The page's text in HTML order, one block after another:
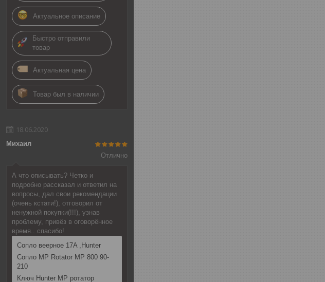
Актуальное описание
Быстро отправили
товар
Актуальная цена
Товар был в наличии
18.06.2020
Михаил
Отлично
А что описывать? Четко и
подробно рассказал и ответил на
вопросы, дал свои рекомендации
(очень кстати!), отговорил от
ненужной покупки(!!!), узнав
проблему, привёз в оговорённое
время.. спасибо!
Сопло веерное 17A ,Hunter
Сопло MP Rotator MP 800 90-
210
Ключ Hunter MP ротатор